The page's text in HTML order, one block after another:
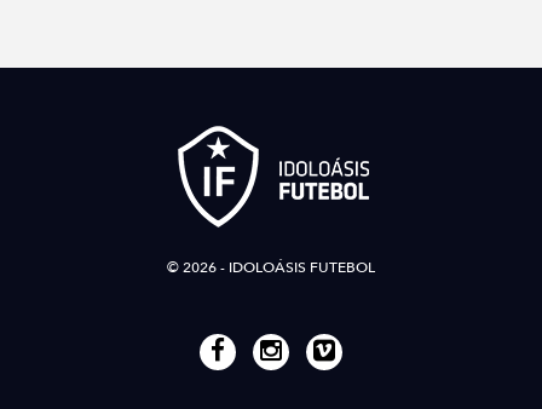
© 2026 - IDOLOÁSIS FUTEBOL